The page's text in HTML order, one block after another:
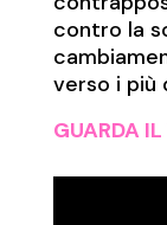
contro la
verso i più
GUARDA